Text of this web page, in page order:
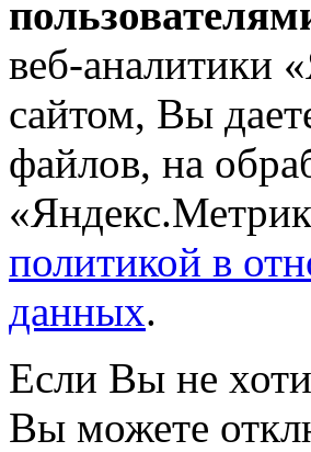
веб-аналитики
сайтом, Вы
файлов, на
политикой в
данных.
Если Вы не
Вы можете